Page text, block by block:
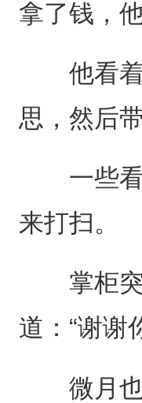
拿了钱，
他看着
思，然后
一些看
来打扫。
掌柜突
道：“谢
微月也